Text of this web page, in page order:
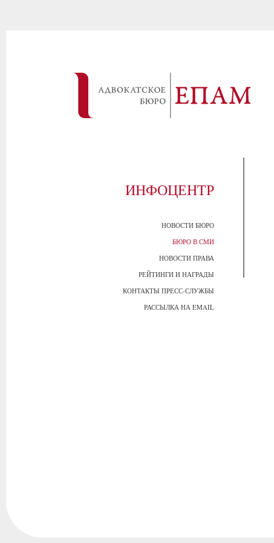
ИНФОЦЕНТР
НОВОСТИ БЮРО
БЮРО В СМИ
НОВОСТИ ПРАВА
РЕЙТИНГИ И НАГРАДЫ
КОНТАКТЫ ПРЕСС-СЛУЖБЫ
РАССЫЛКА НА EMAIL